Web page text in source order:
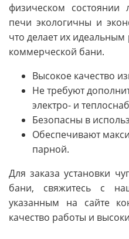
физическом
печи экологичны и
что делает их
коммерческой бани.
Высокое качество
Не требуют
электро- и
Безопасны в
Обеспечивают
парной.
Для заказа установки
бани, свяжитесь с
указанным на сайте
качество работы и